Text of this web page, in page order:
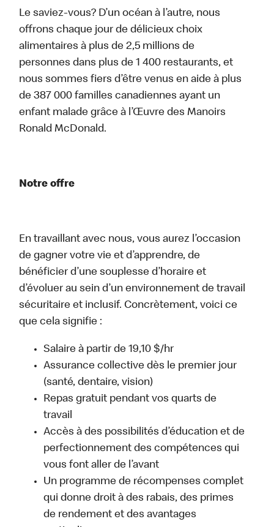
Le saviez-vous? D’un océan à l’autre, nous
offrons chaque jour de délicieux choix
alimentaires à plus de 2,5 millions de
personnes dans plus de 1 400 restaurants, et
nous sommes fiers d’être venus en aide à plus
de 387 000 familles canadiennes ayant un
enfant malade grâce à l’Œuvre des Manoirs
Ronald McDonald.
Notre offre
En travaillant avec nous, vous aurez l’occasion
de gagner votre vie et d’apprendre, de
bénéficier d’une souplesse d’horaire et
d’évoluer au sein d’un environnement de travail
sécuritaire et inclusif. Concrètement, voici ce
que cela signifie :
Salaire à partir de 19,10 $/hr
Assurance collective dès le premier jour
(santé, dentaire, vision)
Repas gratuit pendant vos quarts de
travail
Accès à des possibilités d’éducation et de
perfectionnement des compétences qui
vous font aller de l’avant
Un programme de récompenses complet
qui donne droit à des rabais, des primes
de rendement et des avantages